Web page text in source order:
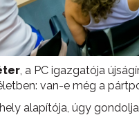
, a PC igazgatója
van-e még a
alapítója, úgy